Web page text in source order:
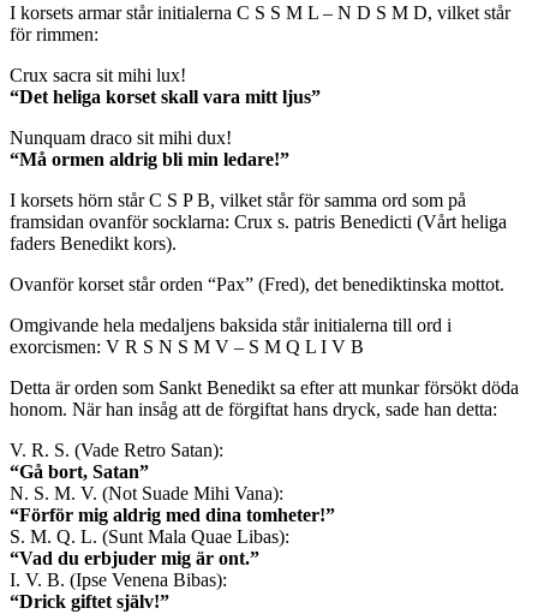
I korsets armar står initialerna C S S M L – N D S M D, vilket står
för rimmen:
Crux sacra sit mihi lux!
“Det heliga korset skall vara mitt ljus”
Nunquam draco sit mihi dux!
“Må ormen aldrig bli min ledare!”
I korsets hörn står C S P B, vilket står för samma ord som på
framsidan ovanför socklarna: Crux s. patris Benedicti (Vårt heliga
faders Benedikt kors).
Ovanför korset står orden “Pax” (Fred), det benediktinska mottot.
Omgivande hela medaljens baksida står initialerna till ord i
exorcismen: V R S N S M V – S M Q L I V B
Detta är orden som Sankt Benedikt sa efter att munkar försökt döda
honom. När han insåg att de förgiftat hans dryck, sade han detta:
V. R. S. (Vade Retro Satan):
“Gå bort, Satan”
N. S. M. V. (Not Suade Mihi Vana):
“Förför mig aldrig med dina tomheter!”
S. M. Q. L. (Sunt Mala Quae Libas):
“Vad du erbjuder mig är ont.”
I. V. B. (Ipse Venena Bibas):
“Drick giftet själv!”